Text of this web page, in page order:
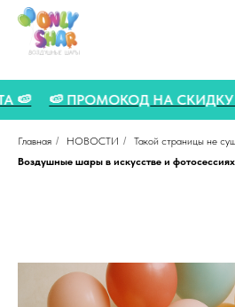
🍉 🍉 ПРОМОКОД НА
Главная / НОВОСТИ / Такой страницы не
Воздушные шары в искусстве и фотосессиях